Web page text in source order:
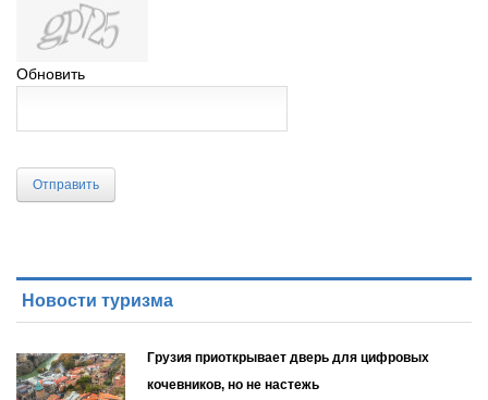
Обновить
Отправить
Новости туризма
Грузия приоткрывает дверь для цифровых
кочевников, но не настежь